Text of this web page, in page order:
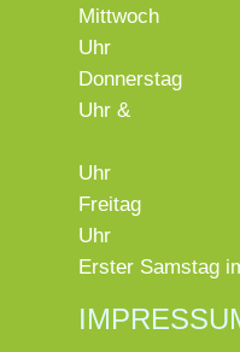
Mittwoch
Uhr
Donnerstag
Uhr &
13.00
Uhr
Freitag
Uhr
Erster Samstag